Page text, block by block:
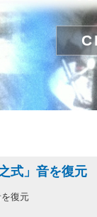
式」音を復元
復元